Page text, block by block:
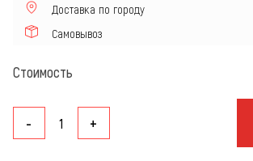
Доставка по городу
Самовывоз
Стоимость
- +